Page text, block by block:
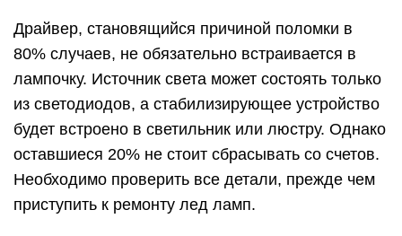
Драйвер, становящийся причиной поломки в
80% случаев, не обязательно встраивается в
лампочку. Источник света может состоять только
из светодиодов, а стабилизирующее устройство
будет встроено в светильник или люстру. Однако
оставшиеся 20% не стоит сбрасывать со счетов.
Необходимо проверить все детали, прежде чем
приступить к ремонту лед ламп.